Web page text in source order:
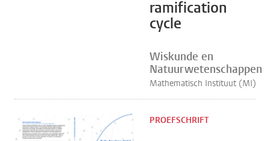
ramification
cycle
Wiskunde en
Natuurwetenschappen
Mathematisch Instituut (MI)
PROEFSCHRIFT